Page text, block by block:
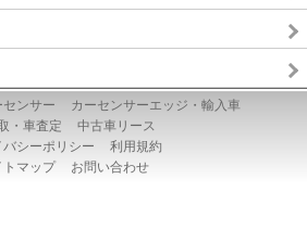
ンサー
カーセンサーエッジ・輸入車
・車査定
中古車リース
バシーポリシー
利用規約
トマップ
お問い合わせ